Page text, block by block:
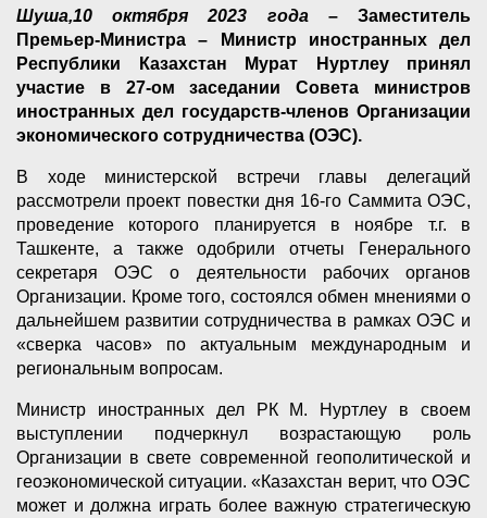
Шуша,10 октября 2023 года – Заместитель
Премьер-Министра – Министр иностранных дел
Республики Казахстан Мурат Нуртлеу принял
участие в 27-ом заседании Совета министров
иностранных дел государств-членов Организации
экономического сотрудничества (ОЭС).
В ходе министерской встречи главы делегаций
рассмотрели проект повестки дня 16-го Саммита ОЭС,
проведение которого планируется в ноябре т.г. в
Ташкенте, а также одобрили отчеты Генерального
секретаря ОЭС о деятельности рабочих органов
Организации. Кроме того, состоялся обмен мнениями о
дальнейшем развитии сотрудничества в рамках ОЭС и
«сверка часов» по актуальным международным и
региональным вопросам.
Министр иностранных дел РК М. Нуртлеу в своем
выступлении подчеркнул возрастающую роль
Организации в свете современной геополитической и
геоэкономической ситуации. «Казахстан верит, что ОЭС
может и должна играть более важную стратегическую